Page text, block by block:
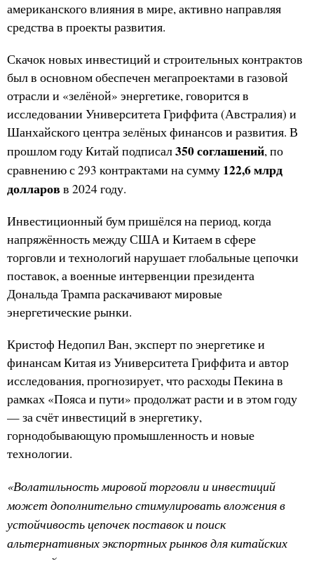
американского влияния в мире, активно направляя
средства в проекты развития.
Скачок новых инвестиций и строительных контрактов
был в основном обеспечен мегапроектами в газовой
отрасли и «зелёной» энергетике, говорится в
исследовании Университета Гриффита (Австралия) и
Шанхайского центра зелёных финансов и развития. В
прошлом году Китай подписал350 соглашений, по
сравнению с 293 контрактами на сумму 122,6 млрд
долларовв 2024 году.
Инвестиционный бум пришёлся на период, когда
напряжённость между США и Китаем в сфере
торговли и технологий нарушает глобальные цепочки
поставок, а военные интервенции президента
Дональда Трампа раскачивают мировые
энергетические рынки.
Кристоф Недопил Ван, эксперт по энергетике и
финансам Китая из Университета Гриффита и автор
исследования, прогнозирует, что расходы Пекина в
рамках «Пояса и пути» продолжат расти и в этом году
— за счёт инвестиций в энергетику,
горнодобывающую промышленность и новые
технологии.
«Волатильность мировой торговли и инвестиций
может дополнительно стимулировать вложения в
устойчивость цепочек поставок и поиск
альтернативных экспортных рынков для китайских